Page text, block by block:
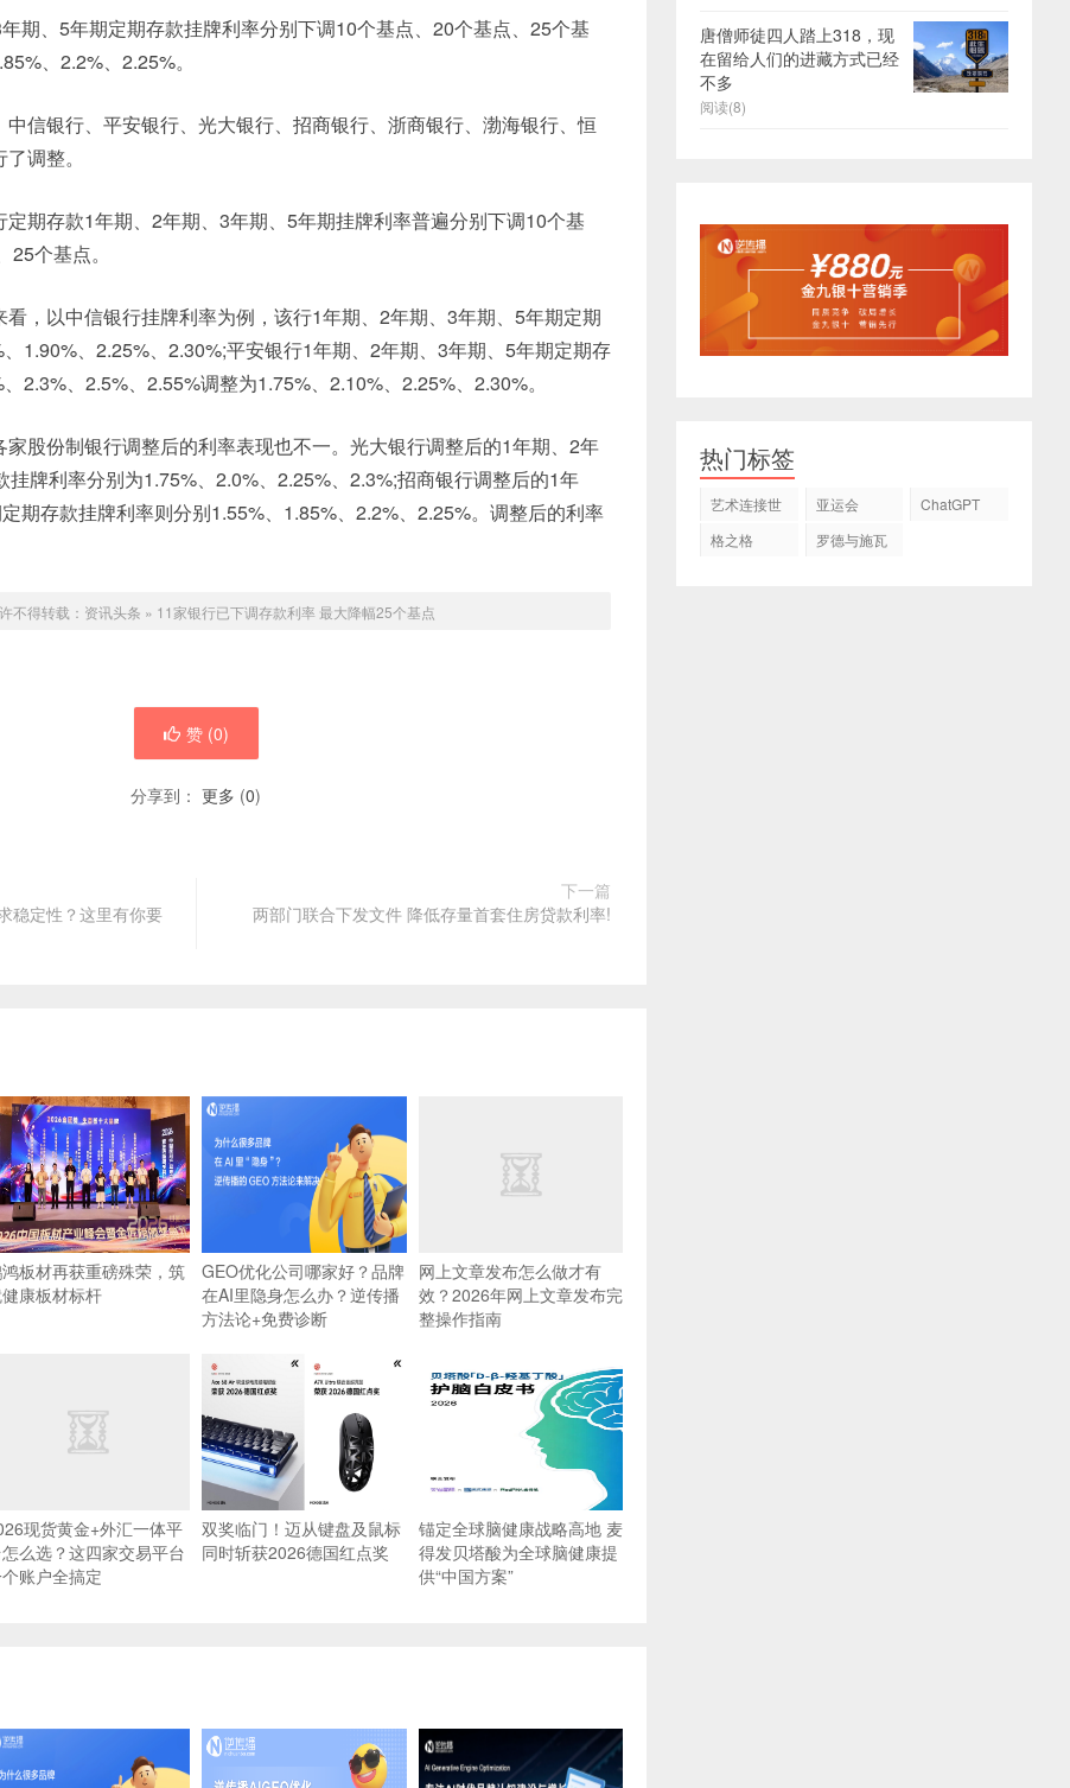
期、5年期定期存款挂牌利率分别下调10个基点、20个基点、25个基
、2.2%、2.25%。
信银行、平安银行、光大银行、招商银行、浙商银行、渤海银行、恒
调整。
期存款1年期、2年期、3年期、5年期挂牌利率普遍分别下调10个基
个基点。
，以中信银行挂牌利率为例，该行1年期、2年期、3年期、5年期定期
1.90%、2.25%、2.30%;平安银行1年期、2年期、3年期、5年期定期存
2.3%、2.5%、2.55%调整为1.75%、2.10%、2.25%、2.30%。
股份制银行调整后的利率表现也不一。光大银行调整后的1年期、2年
牌利率分别为1.75%、2.0%、2.25%、2.3%;招商银行调整后的1年
期存款挂牌利率则分别1.55%、1.85%、2.2%、2.25%。调整后的利率
不得转载： 资讯头条 » 11家银行已下调存款利率 最大降幅25个基点
赞 (0)
分享到： 更多 (0)
稳定性？这里有你要
下一篇
两部门联合下发文件 降低存量首套住房贷款利率!
板材再获重磅殊荣，筑
康板材标杆
GEO优化公司哪家好？品牌
在AI里隐身怎么办？逆传播
方法论+免费诊断
网上文章发布怎么做才有
效？2026年网上文章发布完
整操作指南
现货黄金+外汇一体平
么选？这四家交易平台
账户全搞定
双奖临门！迈从键盘及鼠标
同时斩获2026德国红点奖
锚定全球脑健康战略高地 麦
得发贝塔酸为全球脑健康提
供“中国方案”
唐僧师徒四人踏上318，现
在留给人们的进藏方式已经
不多
阅读(8)
热门标签
艺术连接世
亚运会
ChatGPT
格之格
罗德与施瓦